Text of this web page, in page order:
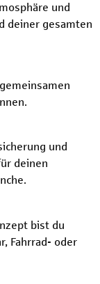
und
deiner gesamten
und
deinen
bist du
Fahrrad- oder